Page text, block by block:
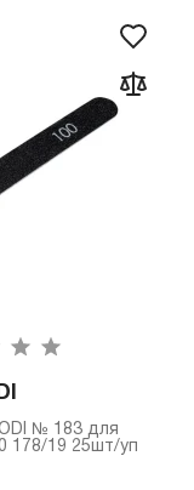
№ 183 для
178/19 25шт/уп